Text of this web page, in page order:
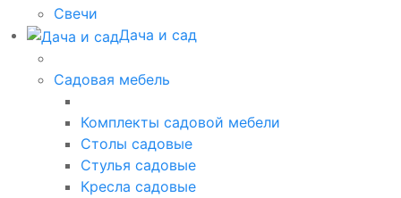
Свечи
Дача и сад
Садовая мебель
Комплекты садовой мебели
Столы садовые
Стулья садовые
Кресла садовые